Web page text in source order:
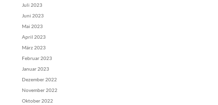
Juli 2023
Juni 2023
Mai 2023
April 2023
März 2023
Februar 2023
Januar 2023
Dezember 2022
November 2022
Oktober 2022